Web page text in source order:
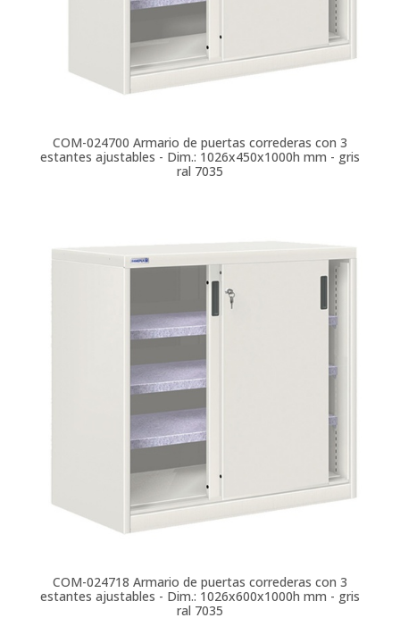
COM-024700 Armario de puertas correderas con 3
estantes ajustables - Dim.: 1026x450x1000h mm - gris
ral 7035
COM-024718 Armario de puertas correderas con 3
estantes ajustables - Dim.: 1026x600x1000h mm - gris
ral 7035